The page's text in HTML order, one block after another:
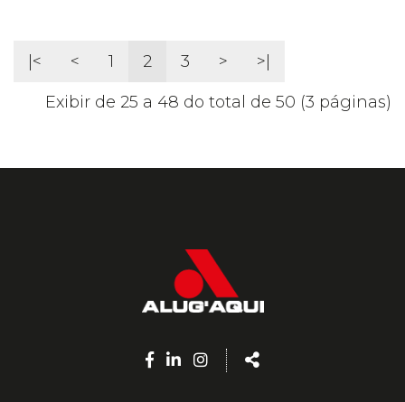
|< < 1 2 3 > >|
Exibir de 25 a 48 do total de 50 (3 páginas)
Facebook
Linkedin
Instagram
Share